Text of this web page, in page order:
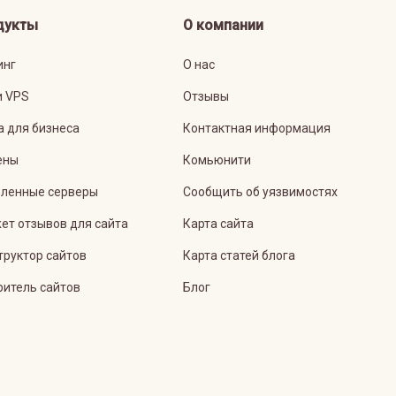
VPS
для бизнеса
серверы
отзывов для сайта
сайтов
сайтов
О компании
О нас
Отзывы
Контактная информация
Комьюнити
Сообщить об уязвимостях
Карта сайта
Карта статей блога
Блог